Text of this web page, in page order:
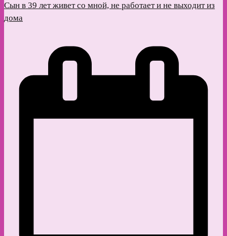
Сын в 39 лет живет со мной, не работает и не выходит из
дома